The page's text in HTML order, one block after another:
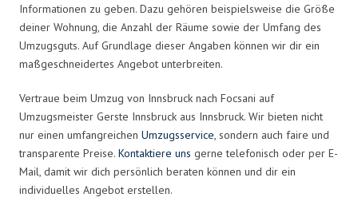
Informationen zu geben. Dazu gehören beispielsweise die Größe
deiner Wohnung, die Anzahl der Räume sowie der Umfang des
Umzugsguts. Auf Grundlage dieser Angaben können wir dir ein
maßgeschneidertes Angebot unterbreiten.
Vertraue beim Umzug von Innsbruck nach Focsani auf
Umzugsmeister Gerste Innsbruck aus Innsbruck. Wir bieten nicht
nur einen umfangreichen Umzugsservice, sondern auch faire und
transparente Preise. Kontaktiere uns gerne telefonisch oder per E-
Mail, damit wir dich persönlich beraten können und dir ein
individuelles Angebot erstellen.